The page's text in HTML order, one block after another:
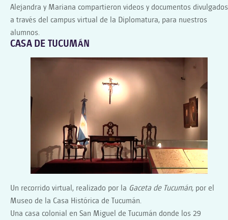
LA
CATEDRAL
PALACIO
BELGRANO,
IGLESIA
TRANSPARENTE
REAL
Y
EL
MUSEO
Alejandra y Mariana compartieron videos y documentos divulgados
a través del campus virtual de la Diplomatura, para nuestros
alumnos.
CASA DE TUCUMÁN
Un recorrido virtual, realizado por la Gaceta de Tucumán, por el
Museo de la Casa Histórica de Tucumán.
Una casa colonial en San Miguel de Tucumán donde los 29